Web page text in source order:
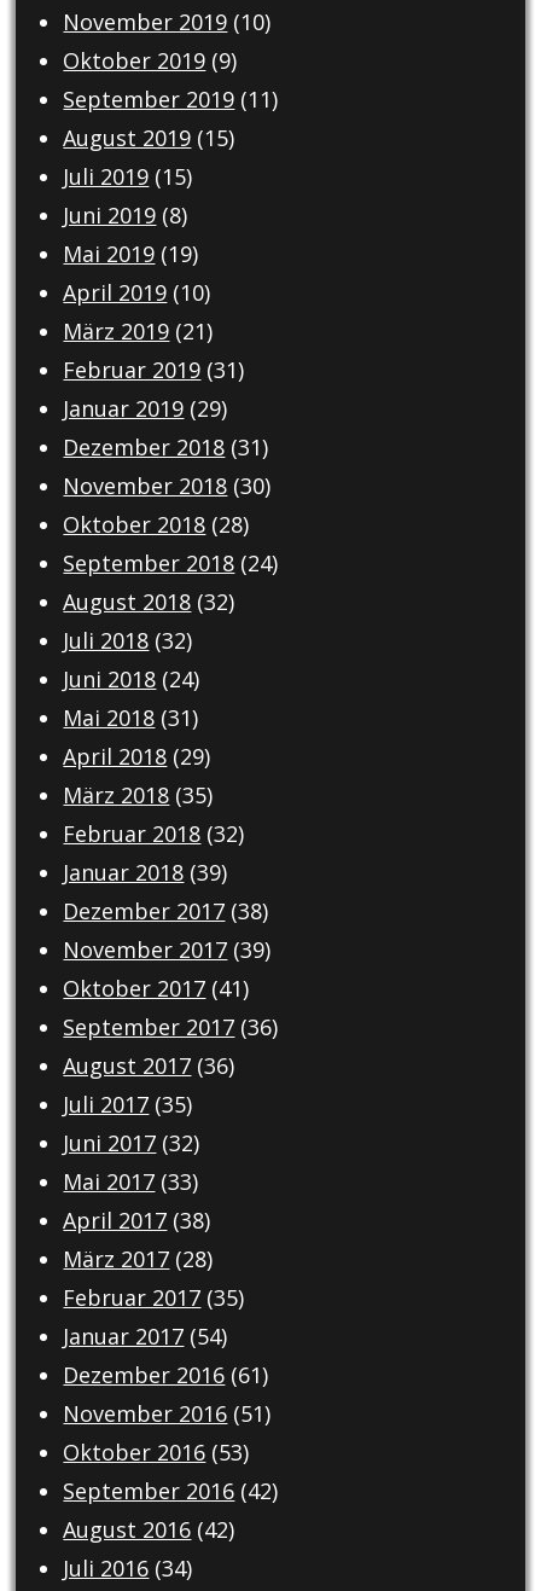
November 2019 (10)
Oktober 2019 (9)
September 2019 (11)
August 2019 (15)
Juli 2019 (15)
Juni 2019 (8)
Mai 2019 (19)
April 2019 (10)
März 2019 (21)
Februar 2019 (31)
Januar 2019 (29)
Dezember 2018 (31)
November 2018 (30)
Oktober 2018 (28)
September 2018 (24)
August 2018 (32)
Juli 2018 (32)
Juni 2018 (24)
Mai 2018 (31)
April 2018 (29)
März 2018 (35)
Februar 2018 (32)
Januar 2018 (39)
Dezember 2017 (38)
November 2017 (39)
Oktober 2017 (41)
September 2017 (36)
August 2017 (36)
Juli 2017 (35)
Juni 2017 (32)
Mai 2017 (33)
April 2017 (38)
März 2017 (28)
Februar 2017 (35)
Januar 2017 (54)
Dezember 2016 (61)
November 2016 (51)
Oktober 2016 (53)
September 2016 (42)
August 2016 (42)
Juli 2016 (34)